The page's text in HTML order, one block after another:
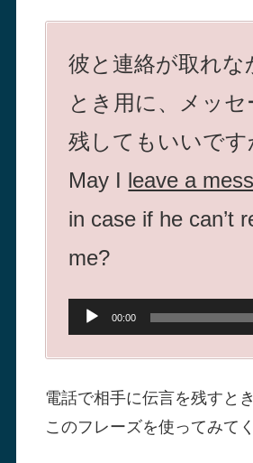
彼と連絡が取れな
とき用に、メッセ
残してもいいです
May I leave a
in case if he can’t
me?
音
声
レ
00:00
電話で相手に伝言を残すとき
このフレーズを使ってみて